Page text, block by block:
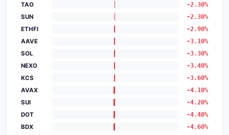
TAO
-2.30%
SUN
-2.30%
ETHFI
-2.90%
AAVE
-3.10%
SOL
-3.30%
NEXO
-3.40%
KCS
-3.60%
AVAX
-4.10%
SUI
-4.20%
DOT
-4.40%
BDX
-4.60%